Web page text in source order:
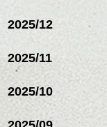
2025/12
2025/11
2025/10